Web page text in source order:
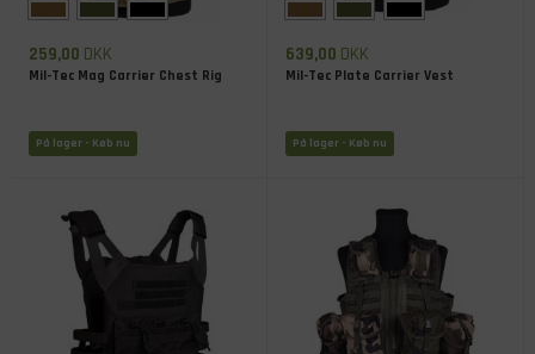
259,00 DKK
Mil-Tec Mag Carrier Chest Rig
På lager - Køb nu
639,00 DKK
Mil-Tec Plate Carrier Vest
På lager - Køb nu